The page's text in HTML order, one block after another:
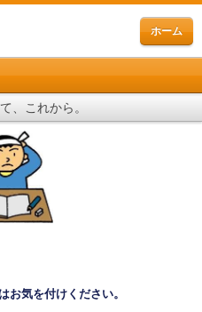
ホーム
、これから。
お気を付けください。